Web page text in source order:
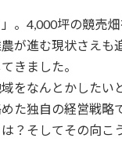
」。4,000坪の競売
が進む現状さえも
きました。
をなんとかした
た独自の経営戦略
？そしてその向こ